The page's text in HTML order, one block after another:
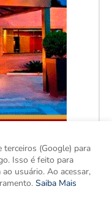
terceiros (Google) para
Isso é feito para
usuário. Ao acessar,
Saiba Mais